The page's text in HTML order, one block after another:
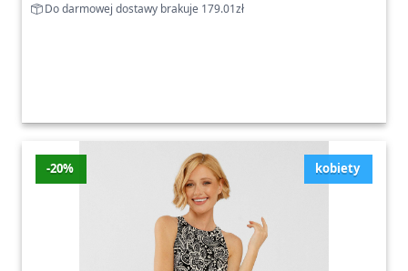
Do darmowej dostawy brakuje 179.01zł
kobiety
-20%